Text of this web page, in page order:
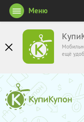
ещё
Меню